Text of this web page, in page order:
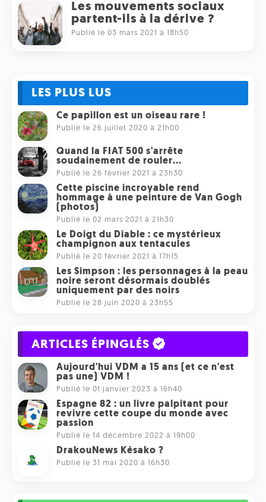
Les mouvements sociaux
partent-ils à la dérive ?
Publié le 03 mars 2021 à 18h50
LES PLUS LUS
Ce papillon est un oiseau rare !
Publié le 26 juillet 2020 à 21h00
Quand la FIAT 500 s'arrête
soudainement de rouler...
Publié le 26 février 2021 à 23h30
Cette piscine incroyable rend
hommage à une peinture de Van Gogh
(photos)
Publié le 02 mars 2021 à 21h30
Le Doigt du Diable : ce mystérieux
champignon aux tentacules
Publié le 20 février 2021 à 17h15
Les Simpson : les personnages à la peau
noire seront désormais doublés
uniquement par des noirs
Publié le 28 juin 2020 à 23h55
ARTICLES ÉPINGLÉS
Aujourd'hui VDM a 15 ans (et ce n'est
pas une) VDM !
Publié le 01 janvier 2023 à 16h40
Espagne 82 : un livre palpitant pour
revivre cette coupe du monde avec
passion
Publié le 14 décembre 2022 à 19h00
DrakouNews Késako ?
Publié le 31 mai 2020 à 16h30